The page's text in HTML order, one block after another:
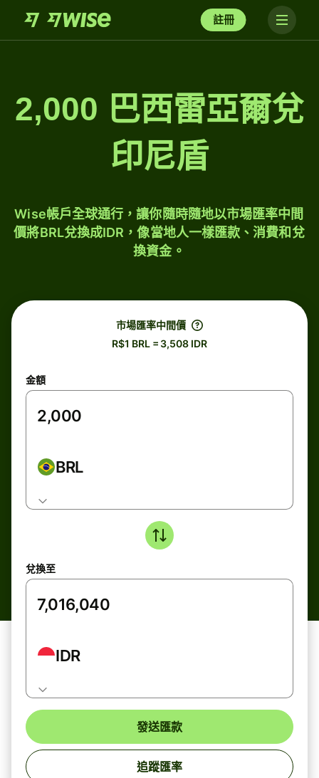
註冊
2,000 巴西雷亞爾兌
印尼盾
Wise帳戶全球通行，讓你隨時隨地以市場匯率中間
價將BRL兌換成IDR，像當地人一樣匯款、消費和兌
換資金。
市場匯率中間價
R$1 BRL = 3,508 IDR
金額
BRL
兌換至
IDR
發送匯款
追蹤匯率